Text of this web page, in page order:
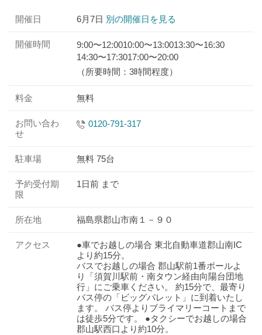
開催日 6月7日 別の開催日を見る
開催時間 9:00〜12:0010:00〜13:0013:30〜16:30
14:30〜17:3017:00〜20:00
（所要時間：3時間程度）
料金 無料
お問い合わ
せ
0120-791-317
駐車場 無料 75台
予約受付期
限
1日前 まで
所在地 福島県郡山市南１－９０
アクセス
●車でお越しの場合 東北自動車道郡山南IC
より約15分。
バスでお越しの場合 郡山駅前1番ポールよ
り「須賀川駅前・南タウン経由向陽台団地
行」にご乗車ください。 約15分で、最寄り
バス停の「ビッグパレット」に到着いたし
ます。 バス停よりブライマリーコートまで
は徒歩5分です。 ●タクシーでお越しの場合
郡山駅西口より約10分。